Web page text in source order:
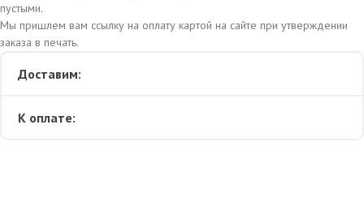
пустыми.
Мы пришлем вам ссылку на оплату картой на сайте при утверждении
заказа в печать.
Доставим:
К оплате: